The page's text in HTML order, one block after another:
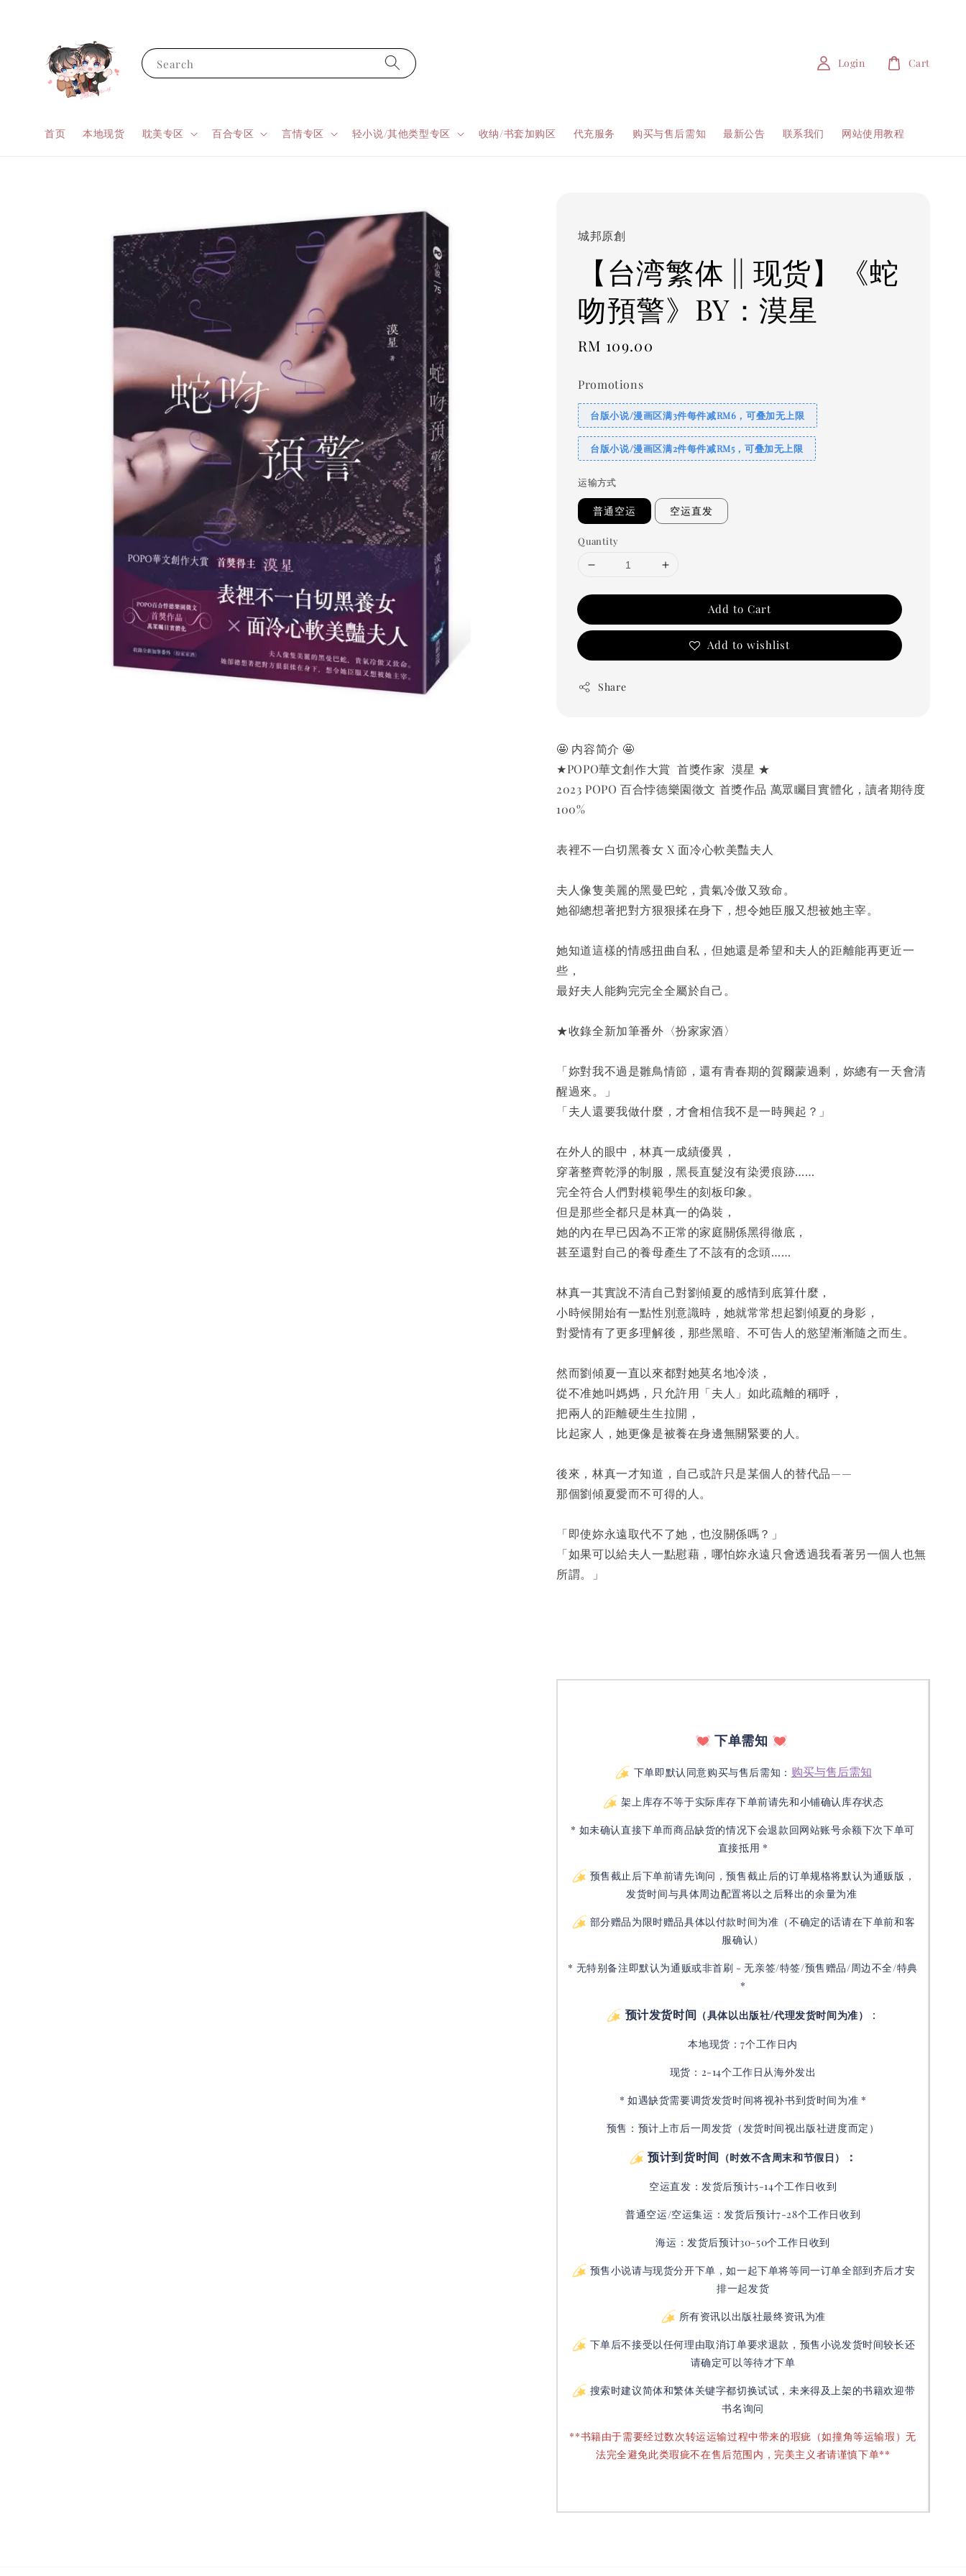
Search
首页 本地现货 耽美专区 百合专区 言情专区 轻小说/其他类型专区 收纳/书套加购区 代充服务 购买与售后需知 最新公告 联系我们 网站使用教程
Login Cart
城邦原創
【台湾繁体 || 现货】《蛇
吻預警》BY：漠星
Regular
RM 109.00
Promotions
台版小说/漫画区满3件每件减RM6，可叠加无上限
台版小说/漫画区满2件每件减RM5，可叠加无上限
运输方式
普通空运 空运直发
Quantity
Add to Cart
Add to wishlist
Share
🤩 内容简介 🤩
★POPO華文創作大賞  首獎作家  漠星 ★
2023 POPO 百合悖德樂園徵文 首獎作品 萬眾矚目實體化，讀者期待度
100%
表裡不一白切黑養女 X 面冷心軟美豔夫人
夫人像隻美麗的黑曼巴蛇，貴氣冷傲又致命。
她卻總想著把對方狠狠揉在身下，想令她臣服又想被她主宰。
她知道這樣的情感扭曲自私，但她還是希望和夫人的距離能再更近一
些，
最好夫人能夠完完全全屬於自己。
★收錄全新加筆番外〈扮家家酒〉
「妳對我不過是雛鳥情節，還有青春期的賀爾蒙過剩，妳總有一天會清
醒過來。」
「夫人還要我做什麼，才會相信我不是一時興起？」
在外人的眼中，林真一成績優異，
穿著整齊乾淨的制服，黑長直髮沒有染燙痕跡……
完全符合人們對模範學生的刻板印象。
但是那些全都只是林真一的偽裝，
她的內在早已因為不正常的家庭關係黑得徹底，
甚至還對自己的養母產生了不該有的念頭……
林真一其實說不清自己對劉傾夏的感情到底算什麼，
小時候開始有一點性別意識時，她就常常想起劉傾夏的身影，
對愛情有了更多理解後，那些黑暗、不可告人的慾望漸漸隨之而生。
然而劉傾夏一直以來都對她莫名地冷淡，
從不准她叫媽媽，只允許用「夫人」如此疏離的稱呼，
把兩人的距離硬生生拉開，
比起家人，她更像是被養在身邊無關緊要的人。
後來，林真一才知道，自己或許只是某個人的替代品——
那個劉傾夏愛而不可得的人。
「即使妳永遠取代不了她，也沒關係嗎？」
「如果可以給夫人一點慰藉，哪怕妳永遠只會透過我看著另一個人也無
所謂。」
下单需知
下单即默认同意购买与售后需知： 购买与售后需知
架上库存不等于实际库存下单前请先和小铺确认库存状态
* 如未确认直接下单而商品缺货的情况下会退款回网站账号余额下次下单可
直接抵用 *
预售截止后下单前请先询问，预售截止后的订单规格将默认为通贩版，
发货时间与具体周边配置将以之后释出的余量为准
部分赠品为限时赠品具体以付款时间为准（不确定的话请在下单前和客
服确认）
* 无特别备注即默认为通贩或非首刷 - 无亲签/特签/预售赠品/周边不全/特典
*
预计发货时间 （具体以出版社/代理发货时间为准） ：
本地现货：7个工作日内
现货：2-14个工作日从海外发出
* 如遇缺货需要调货发货时间将视补书到货时间为准 *
预售：预计上市后一周发货（发货时间视出版社进度而定 ）
预计到货时间 （时效不含周末和节假日） ：
空运直发：发货后预计5-14个工作日收到
普通空运/空运集运：发货后预计7-28个工作日收到
海运：发货后预计30-50个工作日收到
预售小说请与现货分开下单，如一起下单将等同一订单全部到齐后才安
排一起发货
所有资讯以出版社最终资讯为准
下单后不接受以任何理由取消订单要求退款，预售小说发货时间较长还
请确定可以等待才下单
搜索时建议简体和繁体关键字都切换试试，未来得及上架的书籍欢迎带
书名询问
**书籍由于需要经过数次转运运输过程中带来的瑕疵（如撞角等运输瑕）无
法完全避免此类瑕疵不在售后范围内，完美主义者请谨慎下单**